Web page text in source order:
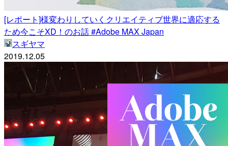
[レポート]様変わりしていくクリエイティブ世界に適応する
ため今こそXD！のお話 #Adobe MAX Japan
スギヤマ
2019.12.05